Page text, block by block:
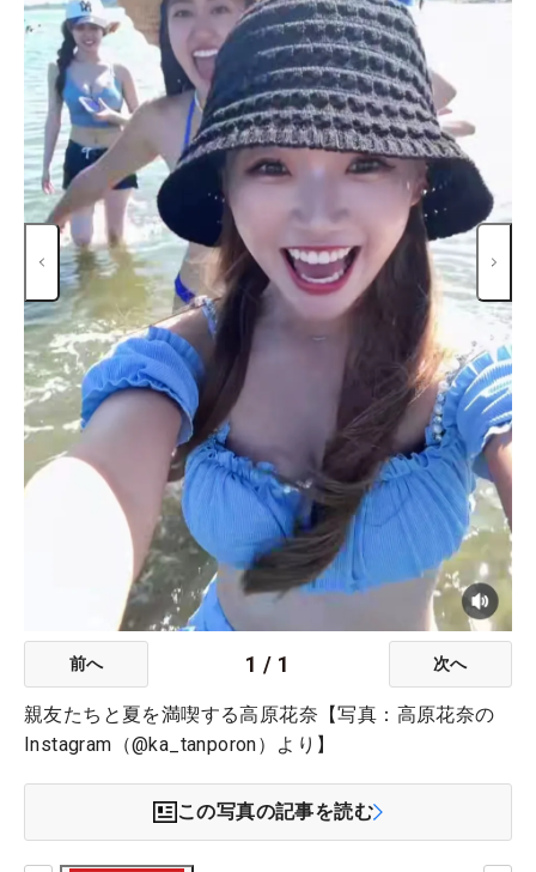
前へ 1 / 1 次へ
親友たちと夏を満喫する高原花奈【写真：高原花奈の
Instagram（@ka_tanporon）より】
この写真の記事を読む